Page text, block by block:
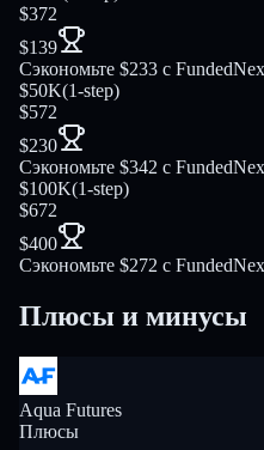
$372
$139
Сэкономьте $233 с
$50K(1-step)
$572
$230
Сэкономьте $342 с
$100K(1-step)
$672
$400
Сэкономьте $272 с
Плюсы и минусы
Aqua Futures
Плюсы